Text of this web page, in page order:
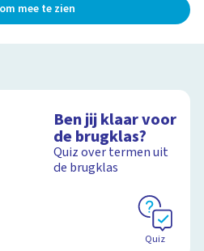
mee te zien
Ben jij klaar voor
de brugklas?
Quiz over termen uit
de brugklas
Quiz